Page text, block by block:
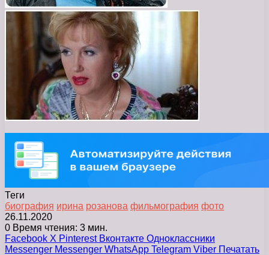
Теги
биография ирина розанова фильмография фото
26.11.2020
0 Время чтения: 3 мин.
Facebook X Pinterest Вконтакте Одноклассники
Messenger Messenger WhatsApp Telegram Viber Печатать